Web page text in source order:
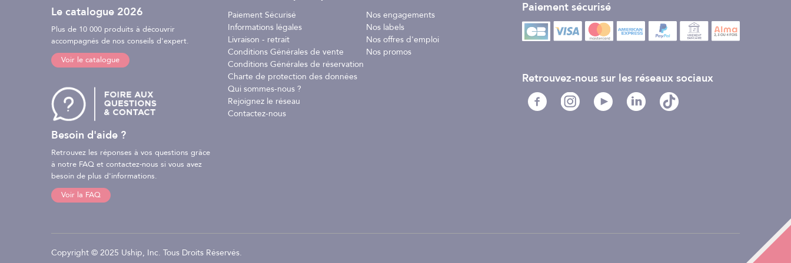
- Matière principale : 52% Nylon recyclé / 48% Nylon
- Doublure : 100 % polyester recyclé
- Coloris : Noir
- Taille : XS
Lavage en machine (30 °C). Ne pas utiliser d'eau de javel. Sécher en machine à basse température. Ne pas repasser. Ne pas nettoyer à sec. Ne pas stocker lorsque le vêtement
est humide. Après utilisation, rincer à l'eau douce. Ne pas utiliser d'adoucissants. Utiliser un détergent non biologique.
Le catalogue 2026
Plus de 10 000 produits à découvrir
accompagnés de nos conseils d'expert.
Voir le catalogue
Besoin d'aide ?
Retrouvez les réponses à vos questions grâce
à notre FAQ et contactez-nous si vous avez
besoin de plus d'informations.
Voir la FAQ
Paiement Sécurisé
Informations légales
Livraison - retrait
Conditions Générales de vente
Conditions Générales de réservation
Charte de protection des données
Qui sommes-nous ?
Rejoignez le réseau
Contactez-nous
Nos engagements
Nos labels
Nos offres d'emploi
Nos promos
Paiement sécurisé
Retrouvez-nous sur les réseaux sociaux
Copyright © 2025 Uship, Inc. Tous Droits Réservés.